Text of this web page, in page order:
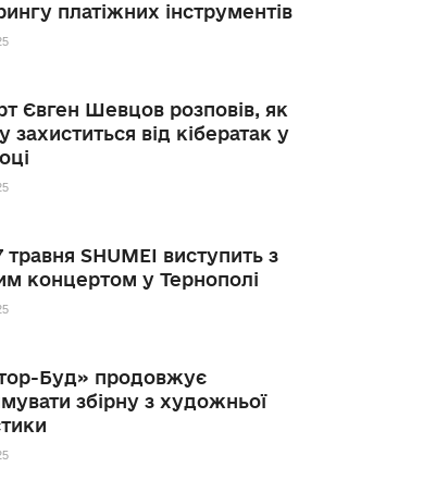
платіжних інструментів
Євген Шевцов розповів, як
захиститься від кібератак у
травня SHUMEI виступить з
концертом у Тернополі
Буд» продовжує
збірну з художньої